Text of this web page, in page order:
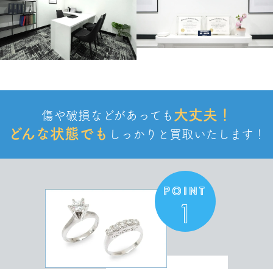
ディーヴァ ドリーム ブレスレット
¥450,000
¥80,000
ブルガリ
ディーヴァ ドリーム ブレスレットディーヴァ
¥650,000
ブルガリ
ディーヴァ ドリーム ブレスレットパヴェダイ
傷や破損などがあっても 大丈夫！
どんな状態でも しっかりと 買取いたします！
POINT
1